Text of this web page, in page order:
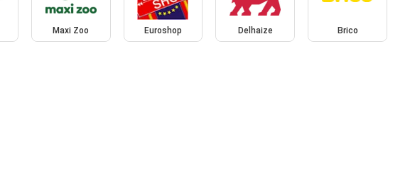
Maxi Zoo Euroshop Delhaize Brico